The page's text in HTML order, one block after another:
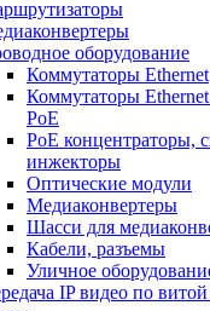
оборудование
Коммутаторы Ethernet
Коммутаторы
PoE
РoЕ концентраторы,
инжекторы
Оптические модули
Медиаконвертеры
Шасси для
Кабели, разъемы
Уличное
IP видео по